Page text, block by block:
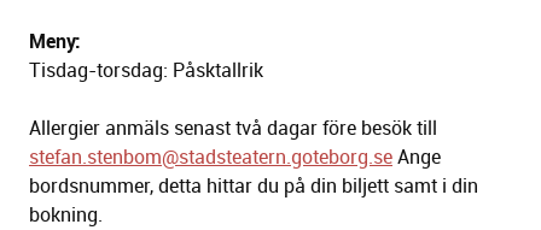
Meny:
Tisdag-torsdag: Påsktallrik
Allergier anmäls senast två dagar före besök till
stefan.stenbom@stadsteatern.goteborg.seAnge
bordsnummer, detta hittar du på din biljett samt i din
bokning.